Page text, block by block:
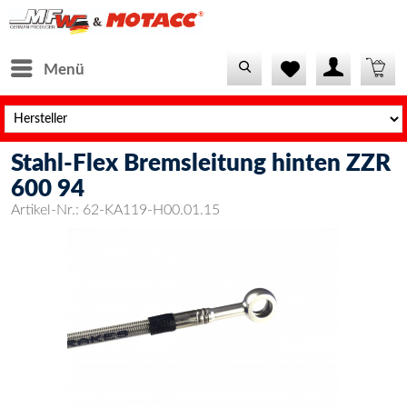
Menü
Stahl-Flex Bremsleitung hinten ZZR
600 94
Artikel-Nr.: 62-KA119-H00.01.15